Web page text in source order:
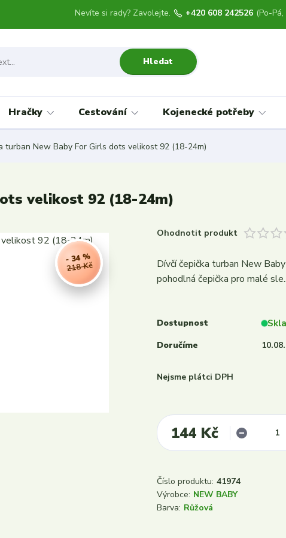
Hledat
Nevíte si rady? Zavolejte. +420 608 242526 (Po-
Hračky Cestování Kojenecké potřeby
turban New Baby For Girls dots velikost 92 (18-24m)
velikost 92 (18-24m)
218 Kč
- 34 %
Ohodnotit produkt
Dívčí čepička turban New
pohodlná čepička pro malé
Dostupnost
Doručíme
Nejsme plátci DPH
144 Kč
Číslo produktu: 41974
Výrobce: NEW BABY
Barva: Růžová